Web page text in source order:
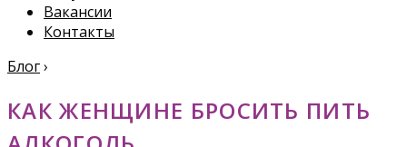
Вакансии
Контакты
Блог›
КАК ЖЕНЩИНЕ БРОСИТЬ ПИТЬ